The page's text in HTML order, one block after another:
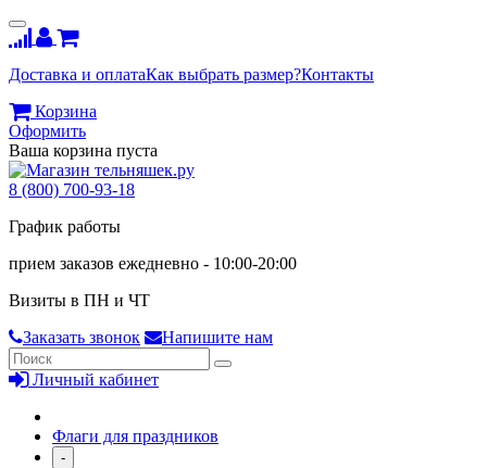
Доставка и оплатаКак выбрать размер?Контакты
Корзина
Оформить
Ваша корзина пуста
8 (800) 700-93-18
График работы
прием заказов ежедневно - 10:00-20:00
Визиты в ПН и ЧТ
Заказать звонок
Напишите нам
Личный кабинет
Флаги для праздников
-